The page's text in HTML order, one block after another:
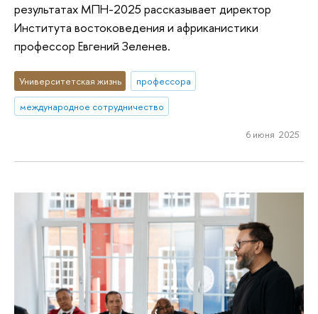
результатах МПН-2025 рассказывает директор
Института востоковедения и африканистики
профессор Евгений Зеленев.
Университетская жизнь
профессора
международное сотрудничество
6 июня 2025